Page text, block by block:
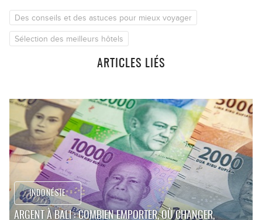
Des conseils et des astuces pour mieux voyager
Sélection des meilleurs hôtels
ARTICLES LIÉS
INDONÉSIE
ARGENT À BALI : COMBIEN EMPORTER, OÙ CHANGER,